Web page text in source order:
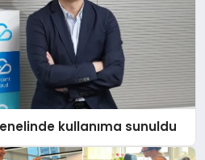
kullanıma sunuldu